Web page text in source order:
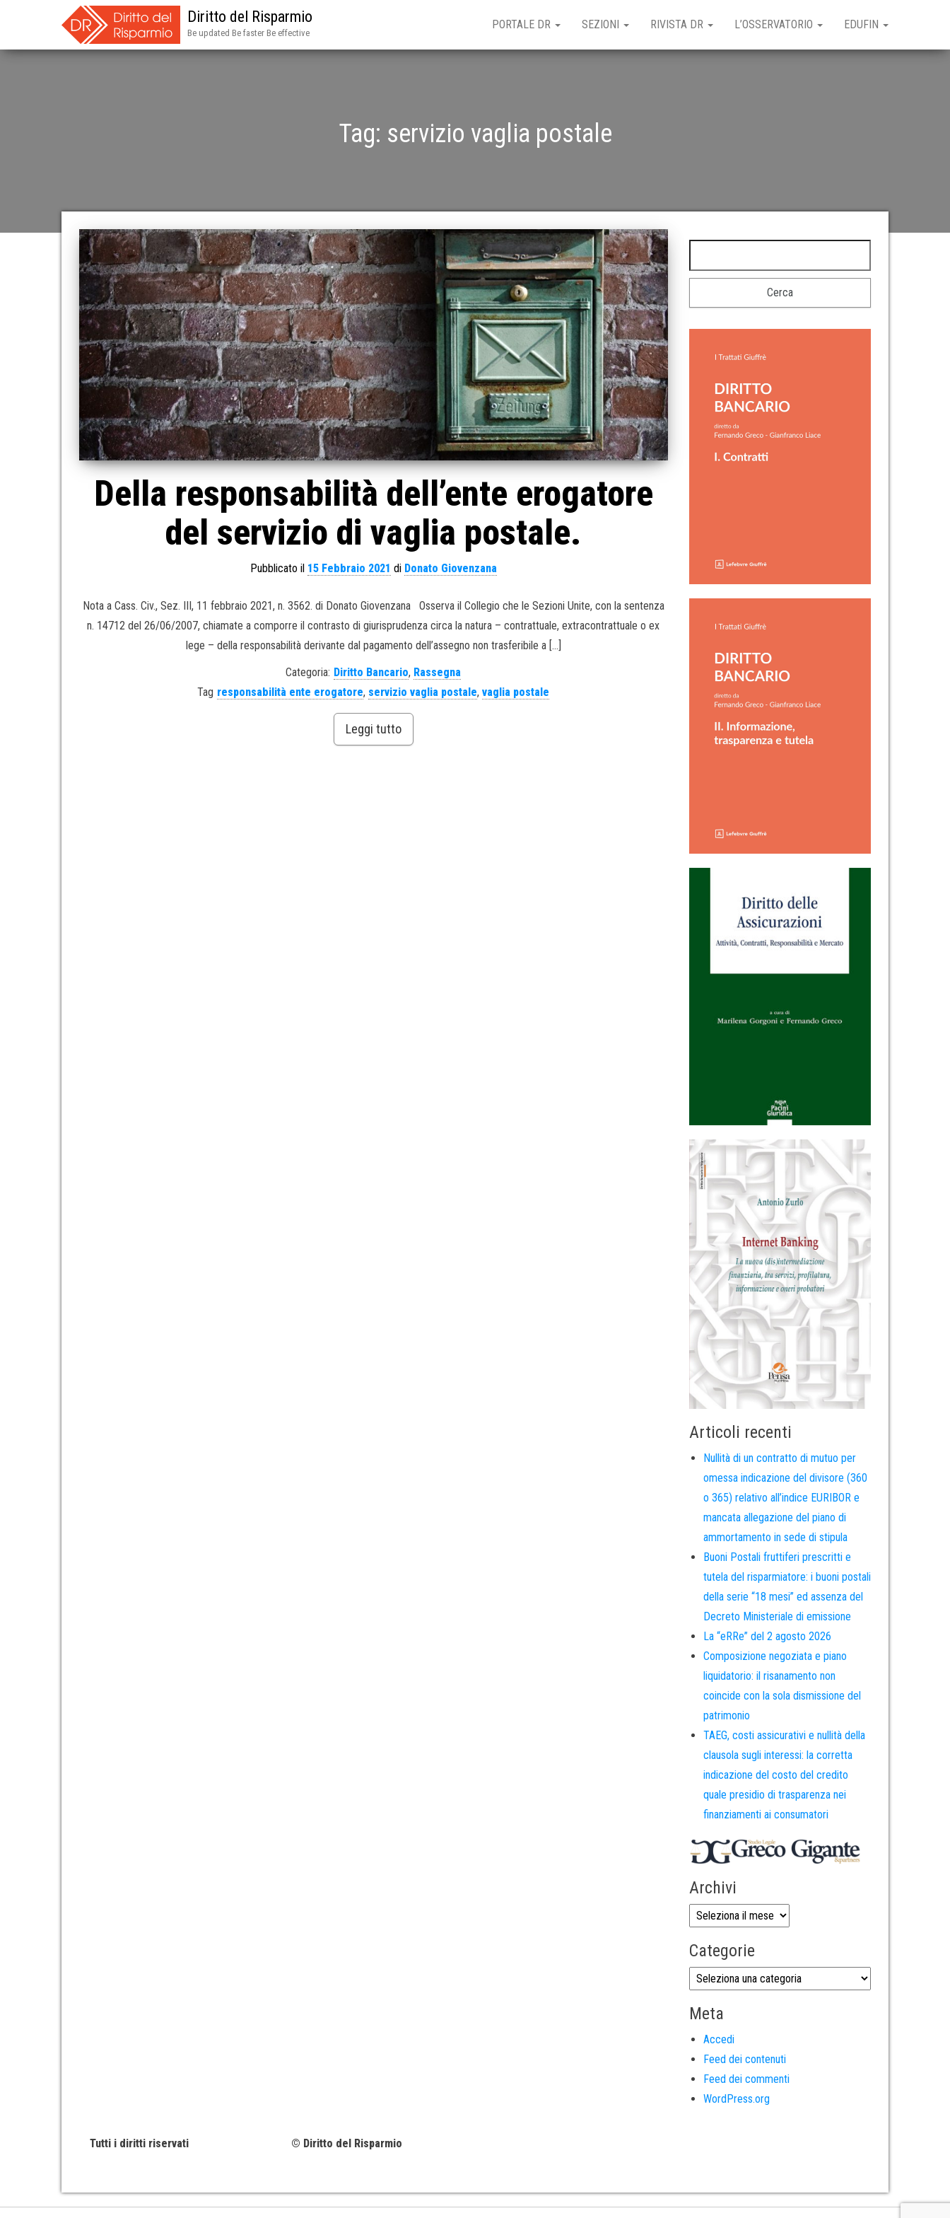
Diritto del Risparmio
Be updated Be faster Be effective
PORTALE DR SEZIONI RIVISTA DR L’OSSERVATORIO EDUFIN
Tag: servizio vaglia postale
Della responsabilità dell’ente erogatore
del servizio di vaglia postale.
Pubblicato il 15 Febbraio 2021 di Donato Giovenzana
Nota a Cass. Civ., Sez. III, 11 febbraio 2021, n. 3562. di Donato Giovenzana Osserva il Collegio che le Sezioni Unite, con la sentenza
n. 14712 del 26/06/2007, chiamate a comporre il contrasto di giurisprudenza circa la natura – contrattuale, extracontrattuale o ex
lege – della responsabilità derivante dal pagamento dell’assegno non trasferibile a […]
Categoria: Diritto Bancario, Rassegna
Tag responsabilità ente erogatore, servizio vaglia postale,vaglia postale
Leggi tutto
Articoli recenti
Nullità di un contratto di mutuo per
omessa indicazione del divisore (360
o 365) relativo all’indice EURIBOR e
mancata allegazione del piano di
ammortamento in sede di stipula
Buoni Postali fruttiferi prescritti e
tutela del risparmiatore: i buoni postali
della serie “18 mesi” ed assenza del
Decreto Ministeriale di emissione
La “eRRe” del 2 agosto 2026
Composizione negoziata e piano
liquidatorio: il risanamento non
coincide con la sola dismissione del
patrimonio
TAEG, costi assicurativi e nullità della
clausola sugli interessi: la corretta
indicazione del costo del credito
quale presidio di trasparenza nei
finanziamenti ai consumatori
Archivi
Categorie
Meta
Accedi
Feed dei contenuti
Feed dei commenti
WordPress.org
Tutti i diritti riservati © Diritto del Risparmio